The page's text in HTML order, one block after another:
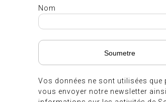
Nom
Vos données ne sont utilisées que
vous envoyer notre newsletter